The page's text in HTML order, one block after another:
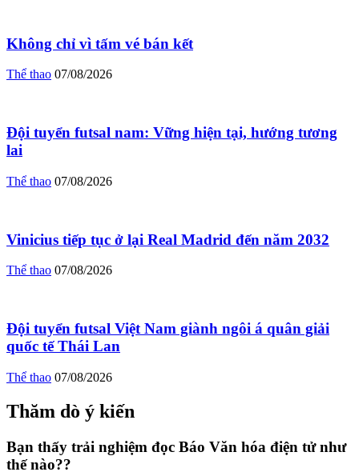
Không chỉ vì tấm vé bán kết
Thể thao 07/08/2026
Đội tuyển futsal nam: Vững hiện tại, hướng tương
lai
Thể thao 07/08/2026
Vinicius tiếp tục ở lại Real Madrid đến năm 2032
Thể thao 07/08/2026
Đội tuyển futsal Việt Nam giành ngôi á quân giải
quốc tế Thái Lan
Thể thao 07/08/2026
Thăm dò ý kiến
Bạn thấy trải nghiệm đọc Báo Văn hóa điện tử như
thế nào??